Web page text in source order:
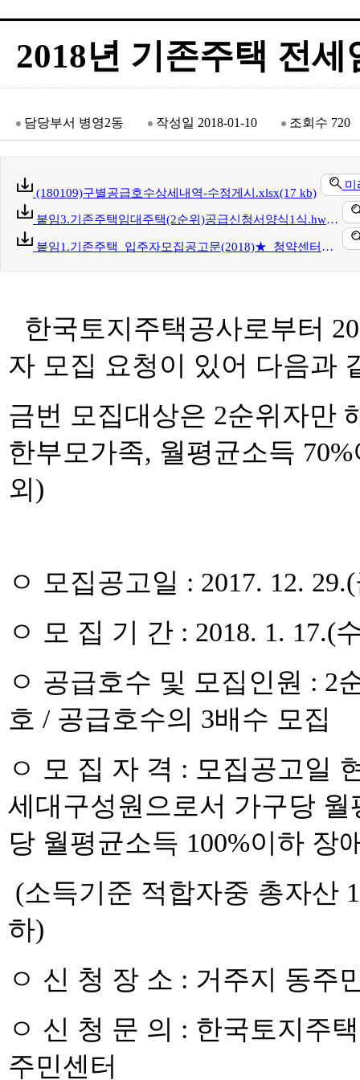
2018년 기존주택 전
담당부서 병영2동 작성일 2018-01-10 조회수 720
(180109)구별공급호수상세내역-수정게시.xlsx(17 kb)
미
붙임3.기존주택임대주택(2순위)공급신청서양식1식.hwp(87 kb)
붙임1.기존주택_입주자모집공고문(2018)★_청약센터게시_정정공고.hwp(166 kb)
한국토지주택공사로부터
자 모집 요청이 있어 다음과
금번 모집대상은 2순위자만
한부모가족, 월평균소득
외)
ㅇ 모집공고일 : 2017. 12.
ㅇ 모 집 기 간 : 2018. 1. 17.(
ㅇ 공급호수 및 모집인원 : 2
호 / 공급호수의 3배수 모집
ㅇ 모 집 자 격 : 모집공고일
세대구성원으로서 가구당
당 월평균소득 100%이하 장
(소득기준 적합자중 총자산
하)
ㅇ 신 청 장 소 : 거주지 동주
ㅇ 신 청 문 의 : 한국토지주
주민센터